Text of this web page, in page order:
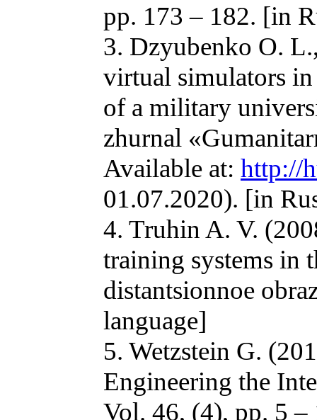
pp. 173 – 182. [in
3. Dzyubenko O.
virtual simulators
of a military
zhurnal
Available at: http://
01.07.2020). [in
4. Truhin A. V.
training systems in
distantsionnoe
language]
5. Wetzstein G.
Engineering the
Vol. 46, (4), pp. 5 –